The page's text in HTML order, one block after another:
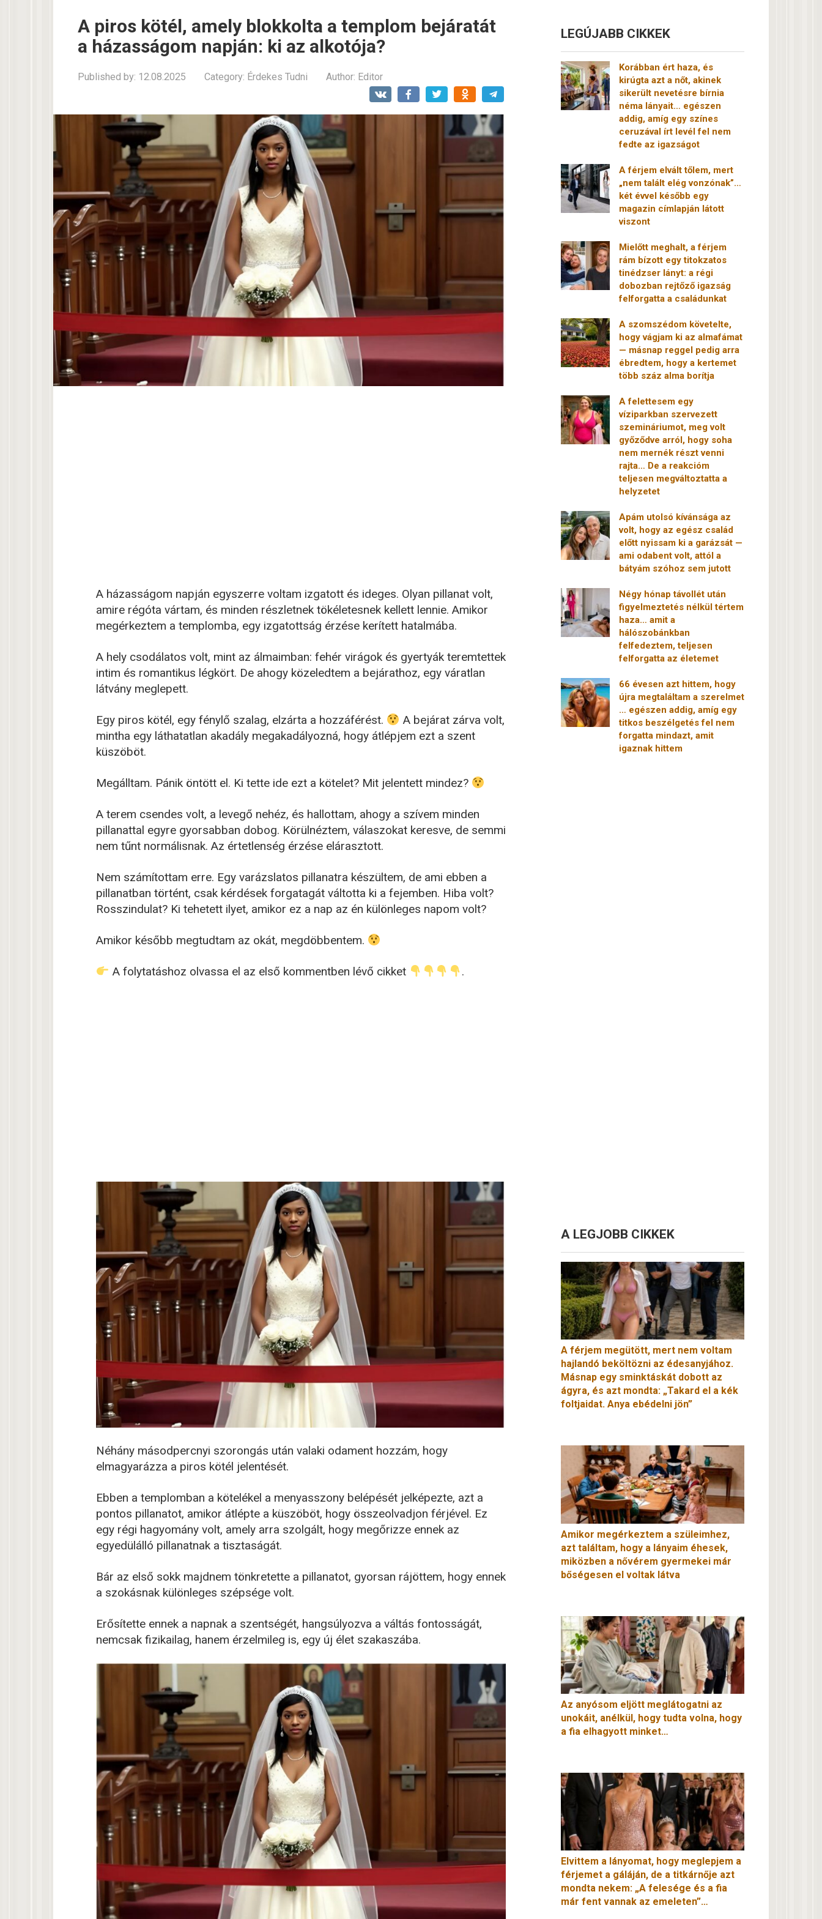
A piros kötél, amely blokkolta a templom bejáratát
a házasságom napján: ki az alkotója?
Published by: 12.08.2025 Category: Érdekes Tudni Author: Editor
A házasságom napján egyszerre voltam izgatott és ideges. Olyan pillanat volt,
amire régóta vártam, és minden részletnek tökéletesnek kellett lennie. Amikor
megérkeztem a templomba, egy izgatottság érzése kerített hatalmába.
A hely csodálatos volt, mint az álmaimban: fehér virágok és gyertyák teremtettek
intim és romantikus légkört. De ahogy közeledtem a bejárathoz, egy váratlan
látvány meglepett.
Egy piros kötél, egy fénylő szalag, elzárta a hozzáférést.
A bejárat zárva volt,
mintha egy láthatatlan akadály megakadályozná, hogy átlépjem ezt a szent
küszöböt.
Megálltam. Pánik öntött el. Ki tette ide ezt a kötelet? Mit jelentett mindez?
A terem csendes volt, a levegő nehéz, és hallottam, ahogy a szívem minden
pillanattal egyre gyorsabban dobog. Körülnéztem, válaszokat keresve, de semmi
nem tűnt normálisnak. Az értetlenség érzése elárasztott.
Nem számítottam erre. Egy varázslatos pillanatra készültem, de ami ebben a
pillanatban történt, csak kérdések forgatagát váltotta ki a fejemben. Hiba volt?
Rosszindulat? Ki tehetett ilyet, amikor ez a nap az én különleges napom volt?
Amikor később megtudtam az okát, megdöbbentem.
A folytatáshoz olvassa el az első kommentben lévő cikket .
Néhány másodpercnyi szorongás után valaki odament hozzám, hogy
elmagyarázza a piros kötél jelentését.
Ebben a templomban a kötelékel a menyasszony belépését jelképezte, azt a
pontos pillanatot, amikor átlépte a küszöböt, hogy összeolvadjon férjével. Ez
egy régi hagyomány volt, amely arra szolgált, hogy megőrizze ennek az
egyedülálló pillanatnak a tisztaságát.
Bár az első sokk majdnem tönkretette a pillanatot, gyorsan rájöttem, hogy ennek
a szokásnak különleges szépsége volt.
Erősítette ennek a napnak a szentségét, hangsúlyozva a váltás fontosságát,
nemcsak fizikailag, hanem érzelmileg is, egy új élet szakaszába.
LEGÚJABB CIKKEK
Korábban ért haza, és
kirúgta azt a nőt, akinek
sikerült nevetésre bírnia
néma lányait… egészen
addig, amíg egy színes
ceruzával írt levél fel nem
fedte az igazságot
A férjem elvált tőlem, mert
„nem talált elég vonzónak”…
két évvel később egy
magazin címlapján látott
viszont
Mielőtt meghalt, a férjem
rám bízott egy titokzatos
tinédzser lányt: a régi
dobozban rejtőző igazság
felforgatta a családunkat
A szomszédom követelte,
hogy vágjam ki az almafámat
— másnap reggel pedig arra
ébredtem, hogy a kertemet
több száz alma borítja
A felettesem egy
víziparkban szervezett
szemináriumot, meg volt
győződve arról, hogy soha
nem mernék részt venni
rajta… De a reakcióm
teljesen megváltoztatta a
helyzetet
Apám utolsó kívánsága az
volt, hogy az egész család
előtt nyissam ki a garázsát —
ami odabent volt, attól a
bátyám szóhoz sem jutott
Négy hónap távollét után
figyelmeztetés nélkül tértem
haza… amit a
hálószobánkban
felfedeztem, teljesen
felforgatta az életemet
66 évesen azt hittem, hogy
újra megtaláltam a szerelmet
… egészen addig, amíg egy
titkos beszélgetés fel nem
forgatta mindazt, amit
igaznak hittem
A LEGJOBB CIKKEK
A férjem megütött, mert nem voltam
hajlandó beköltözni az édesanyjához.
Másnap egy sminktáskát dobott az
ágyra, és azt mondta: „Takard el a kék
foltjaidat. Anya ebédelni jön”
Amikor megérkeztem a szüleimhez,
azt találtam, hogy a lányaim éhesek,
miközben a nővérem gyermekei már
bőségesen el voltak látva
Az anyósom eljött meglátogatni az
unokáit, anélkül, hogy tudta volna, hogy
a fia elhagyott minket…
Elvittem a lányomat, hogy meglepjem a
férjemet a gáláján, de a titkárnője azt
mondta nekem: „A felesége és a fia
már fent vannak az emeleten”…